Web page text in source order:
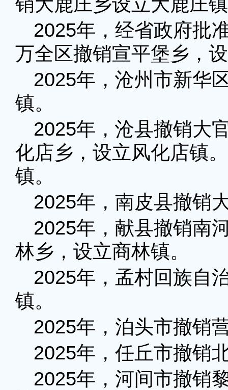
2025年，经省政府批
万全区撤销宣平堡乡，
2025年，沧州市新华
镇。
2025年，沧县撤销大
化店乡，设立风化店镇
镇。
2025年，南皮县撤销
2025年，献县撤销南
林乡，设立商林镇。
2025年，孟村回族自
镇。
2025年，泊头市撤销
2025年，任丘市撤销
2025年，河间市撤销